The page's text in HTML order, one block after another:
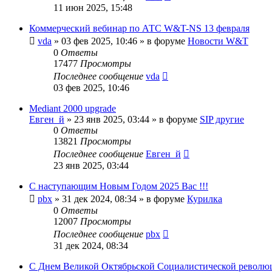
11 июн 2025, 15:48
Коммерческий вебинар по АТС W&T-NS 13 февраля
vda » 03 фев 2025, 10:46 » в форуме Новости W&T
0 Ответы
17477 Просмотры
Последнее сообщение vda
03 фев 2025, 10:46
Mediant 2000 upgrade
Евген_й » 23 янв 2025, 03:44 » в форуме SIP другие
0 Ответы
13821 Просмотры
Последнее сообщение Евген_й
23 янв 2025, 03:44
С наступающим Новым Годом 2025 Вас !!!
pbx » 31 дек 2024, 08:34 » в форуме Курилка
0 Ответы
12007 Просмотры
Последнее сообщение pbx
31 дек 2024, 08:34
С Днем Великой Октябрьской Социалистической